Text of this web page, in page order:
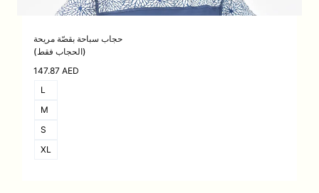
حجاب سباحة بقصّة مريحة
(الحجاب فقط)
147.87 AED
L
M
S
XL